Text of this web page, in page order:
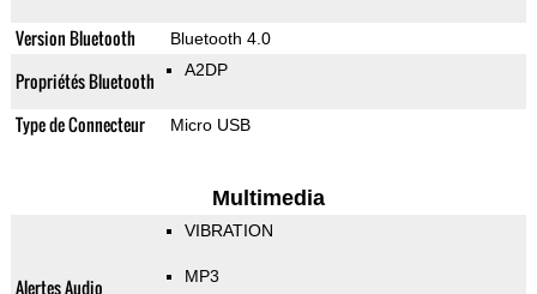
Version Bluetooth Bluetooth 4.0
Propriétés Bluetooth A2DP
Type de Connecteur Micro USB
Multimedia
Alertes Audio
VIBRATION
MP3